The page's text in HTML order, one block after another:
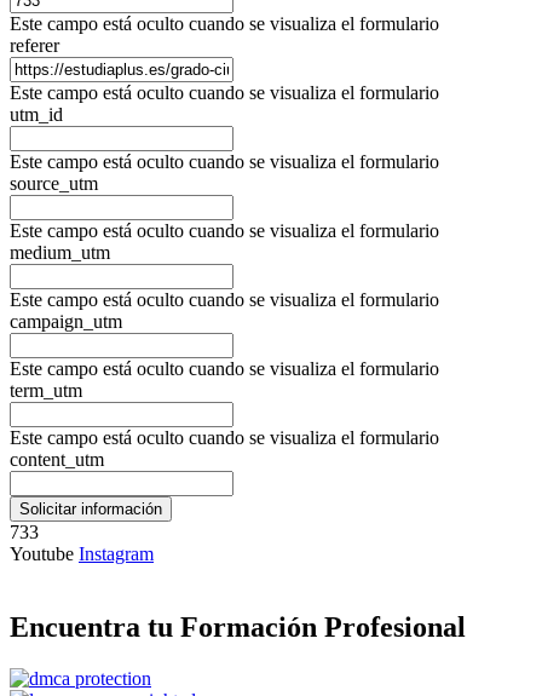
Este campo está oculto cuando se visualiza el formulario
referer
Este campo está oculto cuando se visualiza el formulario
utm_id
Este campo está oculto cuando se visualiza el formulario
source_utm
Este campo está oculto cuando se visualiza el formulario
medium_utm
Este campo está oculto cuando se visualiza el formulario
campaign_utm
Este campo está oculto cuando se visualiza el formulario
term_utm
Este campo está oculto cuando se visualiza el formulario
content_utm
733
Youtube Instagram
Encuentra tu Formación Profesional